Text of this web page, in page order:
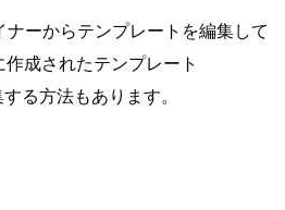
ーからテンプレートを編集して
成されたテンプレート
る方法もあります。